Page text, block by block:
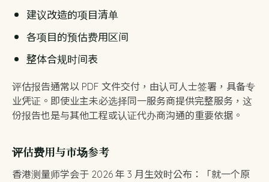
建议改造的项目清单
各项目的预估费用区间
整体合规时间表
评估报告通常以 PDF 文件交付，由认可人士签署，具备专
业凭证。即使业主未必选择同一服务商提供完整服务，这
份报告也是与其他工程或认证代办商沟通的重要依据。
评估费用与市场参考
香港测量师学会于 2026 年 3 月生效时公布：「就一个原